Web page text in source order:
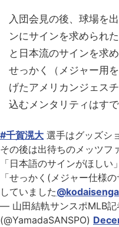
入団会見の後、球場を
ンにサインを求められ
と日本流のサインを求
せっかく（メジャー用
げたアメリカンジェス
込むメンタリティはす
#千賀滉大 選手はグッズシ
その後は出待ちのメッツフ
「日本語のサインがほしい
「せっかく(メジャー仕様
していました@kodaisenga
— 山田結軌サンスポMLB記
(@YamadaSANSPO)